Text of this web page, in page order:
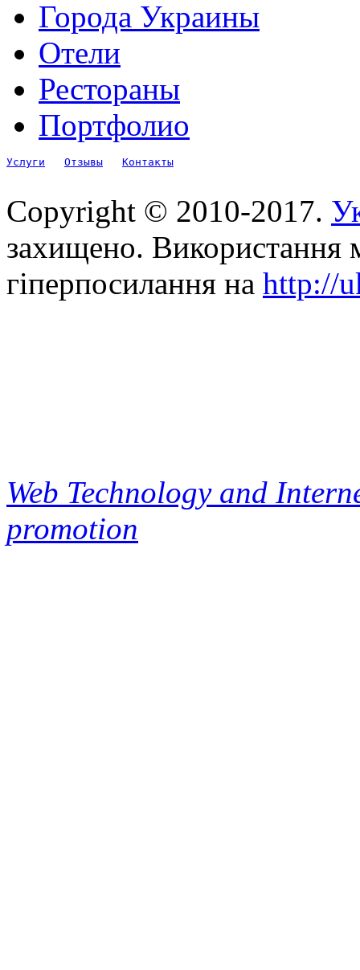
Города Украины
Отели
Рестораны
Портфолио
Услуги Отзывы Контакты
Copyright © 2010-2017.
захищено. Використання
гіперпосилання на http://
Web Technology and
promotion